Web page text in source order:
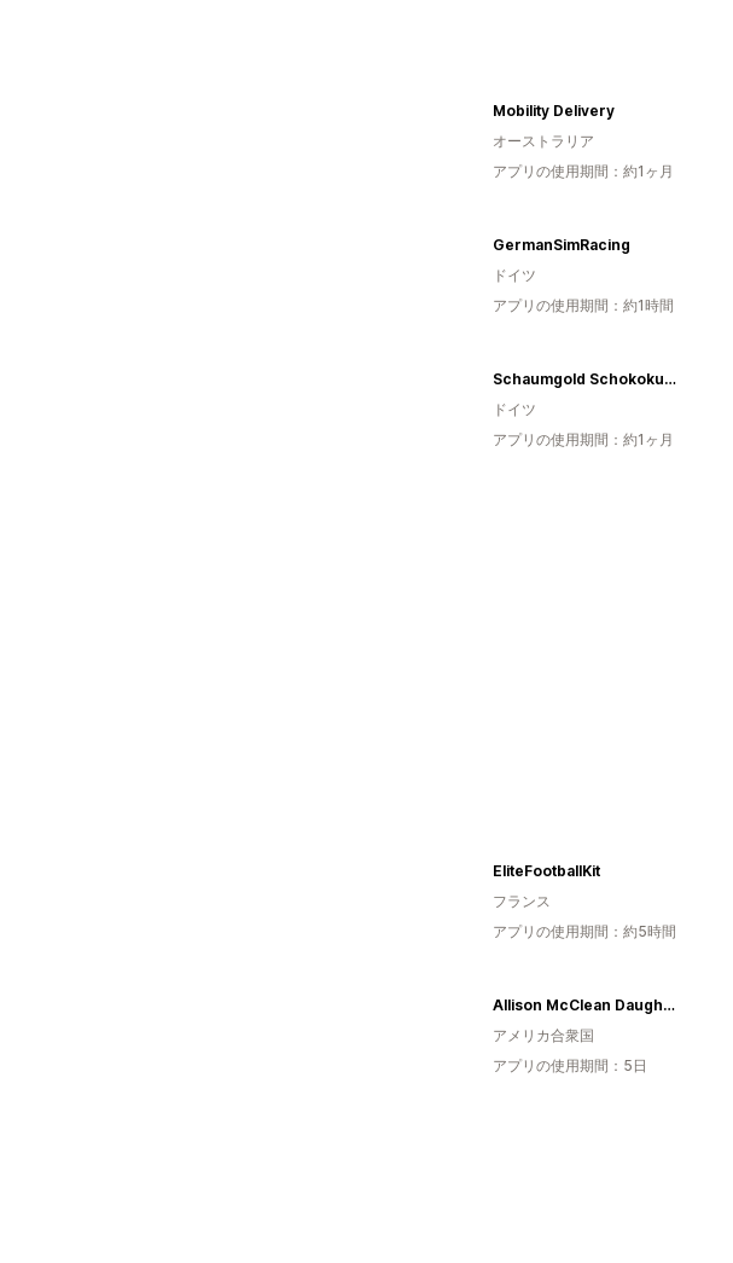
Mobility Delivery
オーストラリア
アプリの使用期間：約1ヶ月
GermanSimRacing
ドイツ
アプリの使用期間：約1時間
Schaumgold Schokokuss Manufaktur
ドイツ
アプリの使用期間：約1ヶ月
EliteFootballKit
フランス
アプリの使用期間：約5時間
Allison McClean Daughtry dba Ephemera Events Co
アメリカ合衆国
アプリの使用期間：5日